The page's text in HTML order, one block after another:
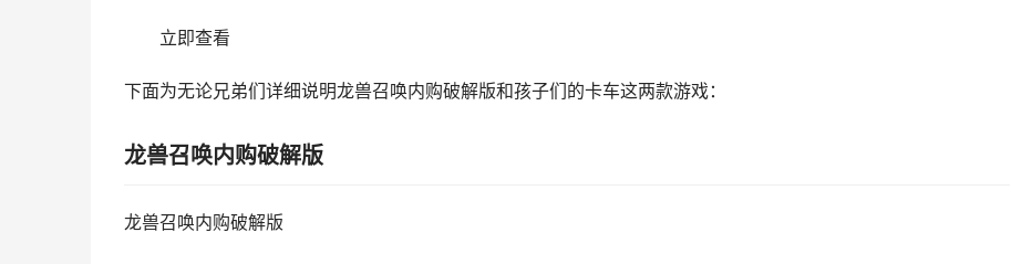
立即查看
下面为无论兄弟们详细说明龙兽召唤内购破解版和孩子们的卡车这两款游戏：
龙兽召唤内购破解版
龙兽召唤内购破解版